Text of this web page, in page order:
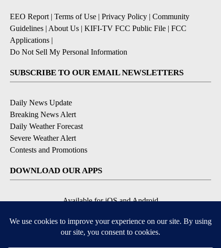
EEO Report| Terms of Use | Privacy Policy | Community
Guidelines | About Us | KIFI-TV FCC Public File | FCC
Applications |
Do Not Sell My Personal Information
SUBSCRIBE TO OUR EMAIL NEWSLETTERS
Daily News Update
Breaking News Alert
Daily Weather Forecast
Severe Weather Alert
Contests and Promotions
DOWNLOAD OUR APPS
Available for iOS and Android